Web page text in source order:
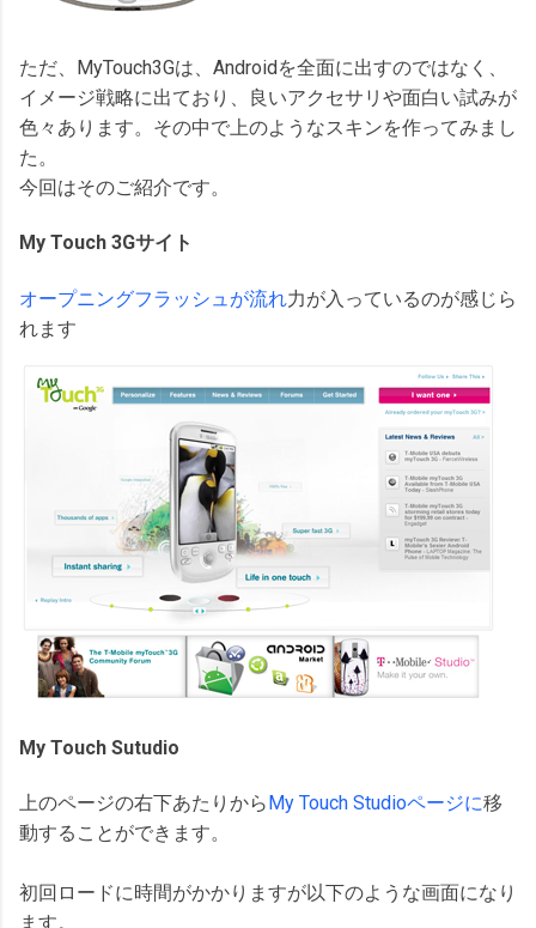
ただ、MyTouch3Gは、Androidを全面に出すのではなく、
イメージ戦略に出ており、良いアクセサリや面白い試みが
色々あります。その中で上のようなスキンを作ってみまし
た。
今回はそのご紹介です。
My Touch 3Gサイト
オープニングフラッシュが流れ力が入っているのが感じら
れます
My Touch Sutudio
上のページの右下あたりからMy Touch Studioページに移
動することができます。
初回ロードに時間がかかりますが以下のような画面になり
ます。